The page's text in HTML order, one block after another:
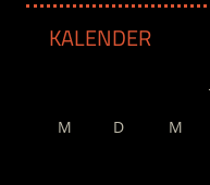
KALENDER
M D M